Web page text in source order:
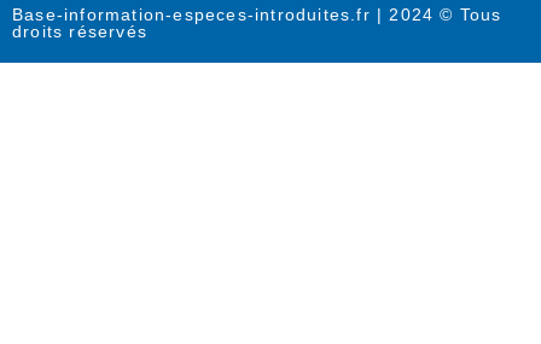
Base-information-especes-introduites.fr | 2024 © Tous
droits réservés